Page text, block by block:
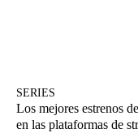
SERIES
Los mejores estrenos
en las plataformas de